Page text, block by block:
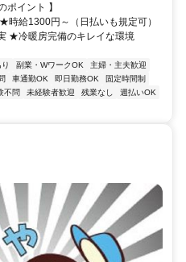
ポイント 】
円～（日払いも規定可）
★冷暖房完備のキレイな環境
副業・WワークOK
主婦・主夫歓迎
車通勤OK 即日勤務OK
固定時間制
不問 未経験者歓迎 残業なし
週払いOK